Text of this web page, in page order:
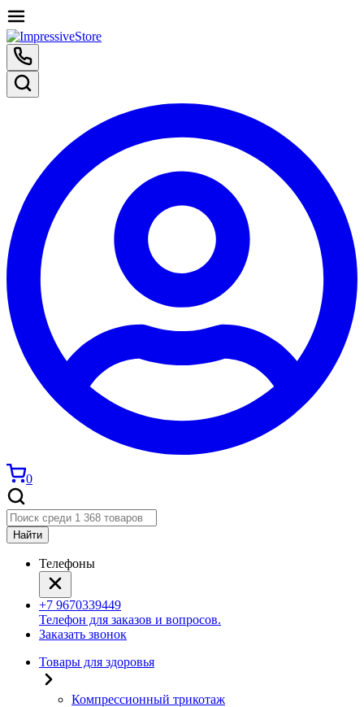
0
Найти
Телефоны
+7 9670339449
Телефон для заказов и вопросов.
Заказать звонок
Товары для здоровья
Компрессионный трикотаж